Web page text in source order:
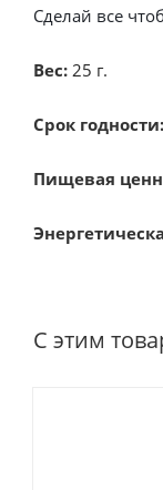
Сделай все
Вес: 25 г.
Срок годности:
Пищевая
С этим